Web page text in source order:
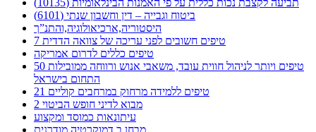
תביעה לקצבת נכות כללית על פי האמנות הבינלאומיות (10135)
ביטוח וגבייה – דין וחשבון שנתי (6101)
היסטוריה,ארכיאולוגיה,והתנ”ך
7 טיפים חשובים לפני עריכה של צוואה הדדית
טיפים כללים לדרום אמריקה
50 טיפים ויותר לניהול חווית עובד, משאבי אנוש ורווחה ממובילות
התחום בישראל
21 טיפים ללמידה מרחוק במרחבים קוליים
מבוא לדיני חופש הביטוי 2
עיתונאות כמוסד ומקצוע
מבחן ב דמוקרטיה מודרנית